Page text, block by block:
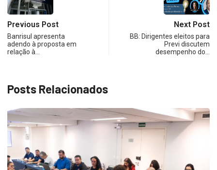
Previous Post
Banrisul apresenta
adendo à proposta em
relação à…
Next Post
BB: Dirigentes eleitos para
Previ discutem
desempenho do…
Posts Relacionados